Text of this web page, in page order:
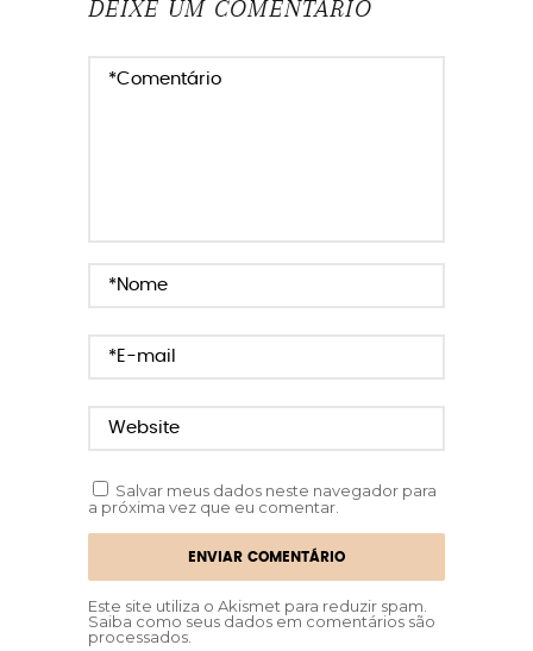
DEIXE UM COMENTÁRIO
Salvar meus dados neste navegador para
a próxima vez que eu comentar.
Este site utiliza o Akismet para reduzir spam.
Saiba como seus dados em comentários são
processados